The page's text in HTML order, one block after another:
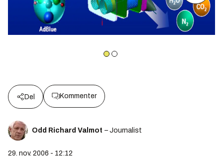
Del Kommenter
Odd Richard Valmot – Journalist
29. nov. 2006 - 12:12